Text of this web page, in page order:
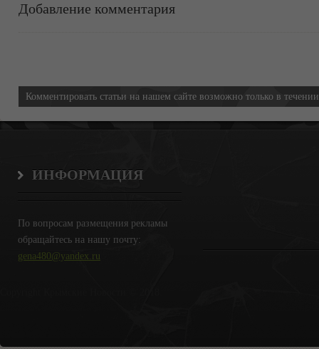
Добавление комментария
Комментировать статьи на нашем сайте возможно только в
ИНФОРМАЦИЯ
По вопросам размещения рекламы
обращайтесь на нашу почту:
gena480@yandex.ru